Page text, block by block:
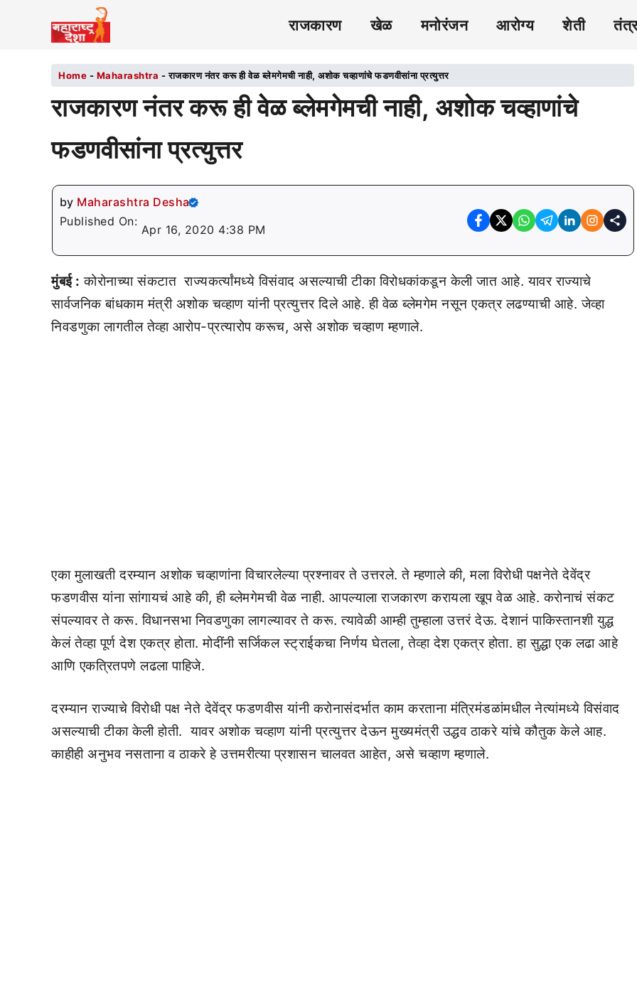
राजकारण खेळ मनोरंजन आरोग्य शेती
Home - Maharashtra -राजकारण नंतर करू ही वेळ ब्लेमगेमची नाही, अशोक चव्हाणांचे फडणवीसांना प्रत्युत्तर
राजकारण नंतर करू ही वेळ ब्लेमगेमची नाही, अशोक चव्हाणांचे
फडणवीसांना प्रत्युत्तर
by Maharashtra Desha
Published On:
Apr 16, 2020 4:38 PM
मुंबई : कोरोनाच्या संकटात राज्यकर्त्यांमध्ये विसंवाद असल्याची टीका विरोधकांकडून केली जात आहे. यावर राज्याचे
सार्वजनिक बांधकाम मंत्री अशोक चव्हाण यांनी प्रत्युत्तर दिले आहे. ही वेळ ब्लेमगेम नसून एकत्र लढण्याची आहे. जेव्हा
निवडणुका लागतील तेव्हा आरोप-प्रत्यारोप करूच, असे अशोक चव्हाण म्हणाले.
एका मुलाखती दरम्यान अशोक चव्हाणांना विचारलेल्या प्रश्नावर ते उत्तरले. ते म्हणाले की, मला विरोधी पक्षनेते देवेंद्र
फडणवीस यांना सांगायचं आहे की, ही ब्लेमगेमची वेळ नाही. आपल्याला राजकारण करायला खूप वेळ आहे. करोनाचं संकट
संपल्यावर ते करू. विधानसभा निवडणुका लागल्यावर ते करू. त्यावेळी आम्ही तुम्हाला उत्तरं देऊ. देशानं पाकिस्तानशी युद्ध
केलं तेव्हा पूर्ण देश एकत्र होता. मोदींनी सर्जिकल स्ट्राईकचा निर्णय घेतला, तेव्हा देश एकत्र होता. हा सुद्धा एक लढा आहे
आणि एकत्रितपणे लढला पाहिजे.
दरम्यान राज्याचे विरोधी पक्ष नेते देवेंद्र फडणवीस यांनी करोनासंदर्भात काम करताना मंत्रिमंडळांमधील नेत्यांमध्ये विसंवाद
असल्याची टीका केली होती. यावर अशोक चव्हाण यांनी प्रत्युत्तर देऊन मुख्यमंत्री उद्धव ठाकरे यांचे कौतुक केले आह.
काहीही अनुभव नसताना व ठाकरे हे उत्तमरीत्या प्रशासन चालवत आहेत, असे चव्हाण म्हणाले.